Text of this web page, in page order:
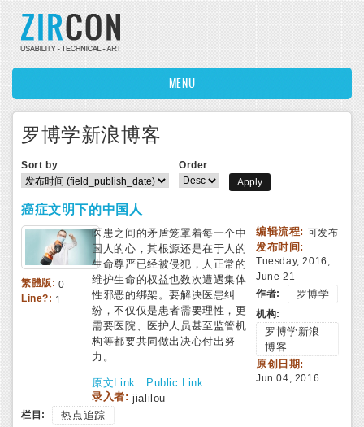
Skip to main content
MENU
罗博学新浪博客
Sort by Order
癌症文明下的中国人
繁體版: 0
Line?: 1
医患之间的矛盾笼罩着每一个中
国人的心，其根源还是在于人的
生命尊严已经被侵犯，人正常的
维护生命的权益也数次遭遇集体
性邪恶的绑架。要解决医患纠
纷，不仅仅是患者需要理性，更
需要医院、医护人员甚至监管机
构等都要共同做出决心付出努
力。
原文Link
Public Link
录入者:jialilou
编辑流程: 可发布
发布时间:
Tuesday, 2016,
June 21
作者:
罗博学
机构:
罗博学新浪
博客
原创日期:
Jun 04, 2016
栏目: 热点追踪